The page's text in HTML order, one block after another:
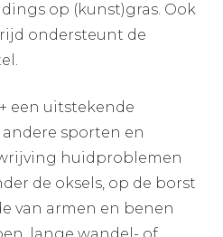
op (kunst)gras. Ook
ondersteunt de
een uitstekende
andere sporten en
huidproblemen
de oksels, op de borst
van armen en benen